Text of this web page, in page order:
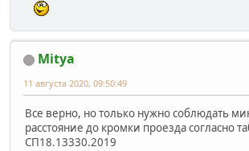
Mitya
11 августа 2020, 09:50:49
Все верно, но только нужно соблюдать
расстояние до кромки проезда согласно
СП18.13330.2019